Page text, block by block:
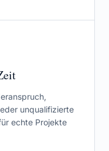
unqualifizierte
echte Projekte